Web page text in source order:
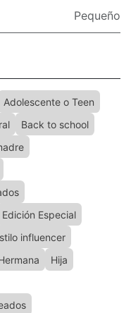
Pequeño
Adolescente o Teen
Back to school
Edición Especial
influencer
Hija